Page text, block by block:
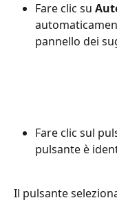
Fare clic su
pannello dei
Fare clic sul
pulsante è
Il pulsante